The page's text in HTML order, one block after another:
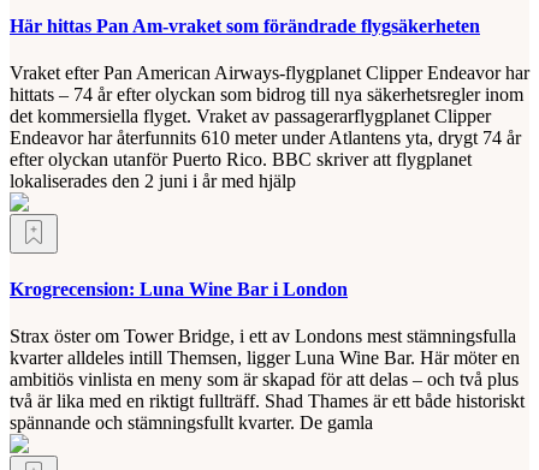
Här hittas Pan Am-vraket som förändrade flygsäkerheten
Vraket efter Pan American Airways-flygplanet Clipper Endeavor har
hittats – 74 år efter olyckan som bidrog till nya säkerhetsregler inom
det kommersiella flyget. Vraket av passagerarflygplanet Clipper
Endeavor har återfunnits 610 meter under Atlantens yta, drygt 74 år
efter olyckan utanför Puerto Rico. BBC skriver att flygplanet
lokaliserades den 2 juni i år med hjälp
Krogrecension: Luna Wine Bar i London
Strax öster om Tower Bridge, i ett av Londons mest stämningsfulla
kvarter alldeles intill Themsen, ligger Luna Wine Bar. Här möter en
ambitiös vinlista en meny som är skapad för att delas – och två plus
två är lika med en riktigt fullträff. Shad Thames är ett både historiskt
spännande och stämningsfullt kvarter. De gamla